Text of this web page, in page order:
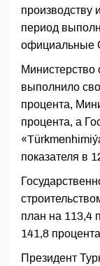
производству
период
официальные
Министерство
выполнило
процента,
процента, а
показателя в
план на 113,4
141,8
Президент